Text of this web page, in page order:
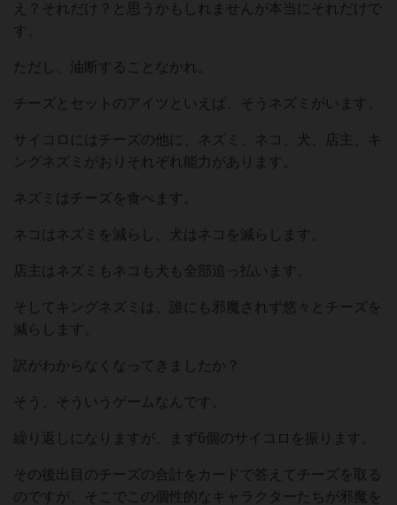
え？それだけ？と思うかもしれませんが本当にそれだけで
す。
ただし、油断することなかれ。
チーズとセットのアイツといえば、そうネズミがいます。
サイコロにはチーズの他に、ネズミ、ネコ、犬、店主、キ
ングネズミがおりそれぞれ能力があります。
ネズミはチーズを食べます。
ネコはネズミを減らし、犬はネコを減らします。
店主はネズミもネコも犬も全部追っ払います。
そしてキングネズミは、誰にも邪魔されず悠々とチーズを
減らします。
訳がわからなくなってきましたか？
そう、そういうゲームなんです。
繰り返しになりますが、まず6個のサイコロを振ります。
その後出目のチーズの合計をカードで答えてチーズを取る
のですが、そこでこの個性的なキャラクターたちが邪魔を